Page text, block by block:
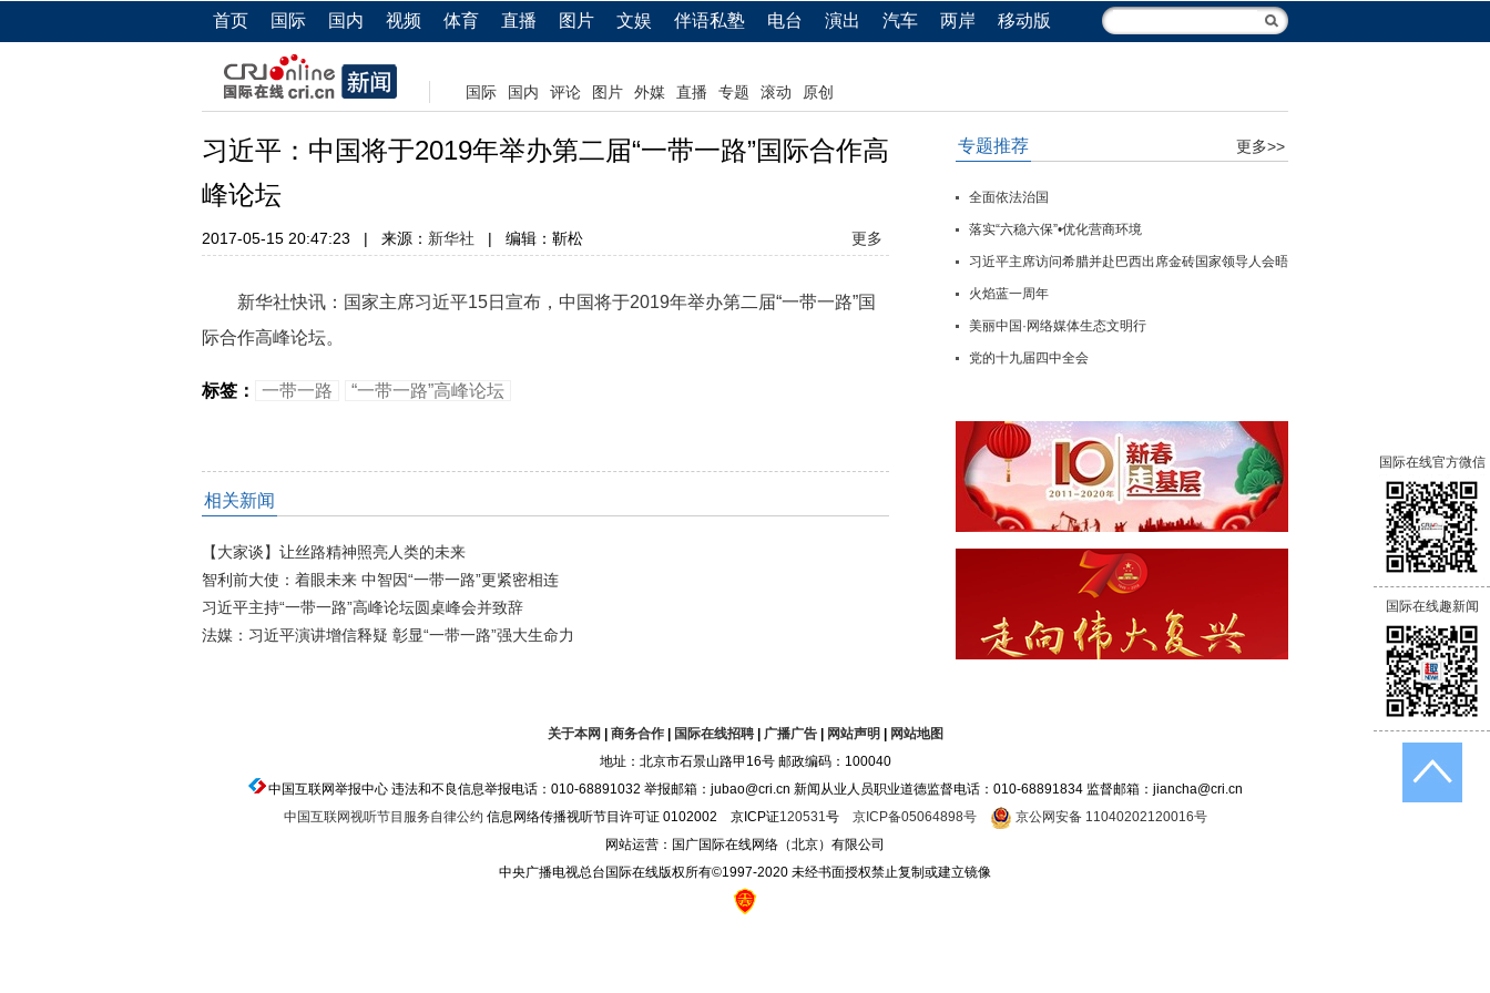
首页 国际 国内 视频 体育 直播 图片 文娱 伴语私塾 电台 演出 汽车 两岸 移动版
国际 国内 评论 图片 外媒 直播 专题 滚动 原创
习近平：中国将于2019年举办第二届“一带一路”国际合作高
峰论坛
2017-05-15 20:47:23 | 来源： 新华社 | 编辑：靳松 更多
新华社快讯：国家主席习近平15日宣布，中国将于2019年举办第二届“一带一路”国
际合作高峰论坛。
标签： 一带一路 “一带一路”高峰论坛
相关新闻
【大家谈】让丝路精神照亮人类的未来
智利前大使：着眼未来 中智因“一带一路”更紧密相连
习近平主持“一带一路”高峰论坛圆桌峰会并致辞
法媒：习近平演讲增信释疑 彰显“一带一路”强大生命力
专题推荐 更多>>
全面依法治国
落实“六稳六保”•优化营商环境
习近平主席访问希腊并赴巴西出席金砖国家领导人会晤
火焰蓝一周年
美丽中国·网络媒体生态文明行
党的十九届四中全会
关于本网 商务合作| 国际在线招聘| 广播广告| 网站声明
网站地图
地址：北京市石景山路甲16号 邮政编码：100040
中国互联网举报中心 违法和不良信息举报电话：010-68891032 举报邮箱：jubao@cri.cn 新闻从业人员职业道德监督电话：010-68891834 监督邮箱：jiancha@cri.cn
中国互联网视听节目服务自律公约 信息网络传播视听节目许可证 0102002 京ICP证120531号 京ICP备05064898号
京公网安备 11040202120016号
网站运营：国广国际在线网络（北京）有限公司
中央广播电视总台国际在线版权所有©1997-2020 未经书面授权禁止复制或建立镜像
国际在线官方微信
国际在线趣新闻